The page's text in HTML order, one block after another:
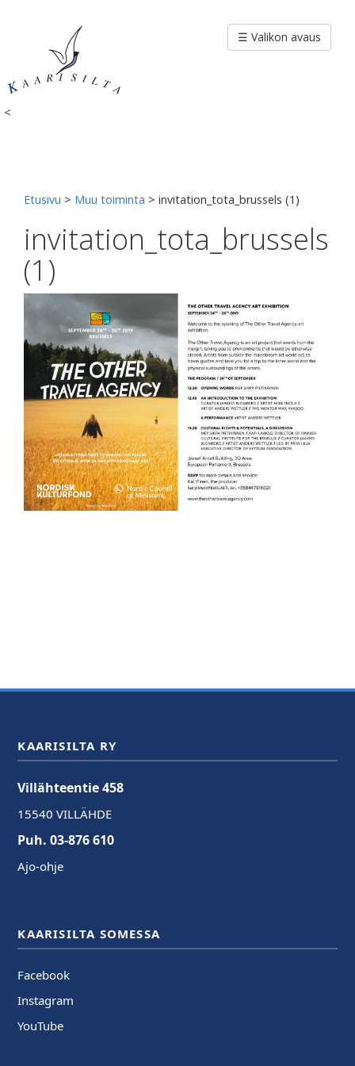
<
☰ Valikon avaus
Etusivu > Muu toiminta > invitation_tota_brussels (1)
invitation_tota_brussels
(1)
KAARISILTA RY
Villähteentie 458
15540 VILLÄHDE
Puh. 03-876 610
Ajo-ohje
KAARISILTA SOMESSA
Facebook
Instagram
YouTube